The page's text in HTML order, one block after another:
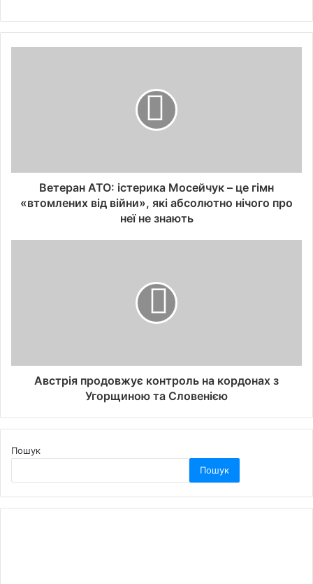
Ветеран АТО: істерика Мосейчук – це гімн
«втомлених від війни», які абсолютно нічого про
неї не знають
Австрія продовжує контроль на кордонах з
Угорщиною та Словенією
Пошук
Пошук